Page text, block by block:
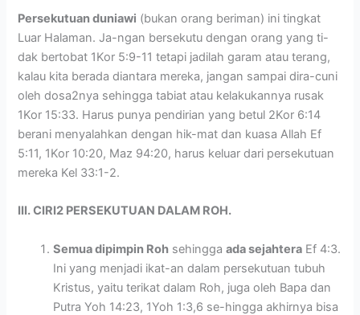
Persekutuan duniawi (bukan orang beriman) ini tingkat
Luar Halaman. Ja-ngan bersekutu dengan orang yang ti-
dak bertobat 1Kor 5:9-11 tetapi jadilah garam atau terang,
kalau kita berada diantara mereka, jangan sampai dira-cuni
oleh dosa2nya sehingga tabiat atau kelakukannya rusak
1Kor 15:33. Harus punya pendirian yang betul 2Kor 6:14
berani menyalahkan dengan hik-mat dan kuasa Allah Ef
5:11, 1Kor 10:20, Maz 94:20, harus keluar dari persekutuan
mereka Kel 33:1-2.
III. CIRI2 PERSEKUTUAN DALAM ROH.
Semua dipimpin Roh sehinggaada sejahtera Ef 4:3.
Ini yang menjadi ikat-an dalam persekutuan tubuh
Kristus, yaitu terikat dalam Roh, juga oleh Bapa dan
Putra Yoh 14:23, 1Yoh 1:3,6 se-hingga akhirnya bisa